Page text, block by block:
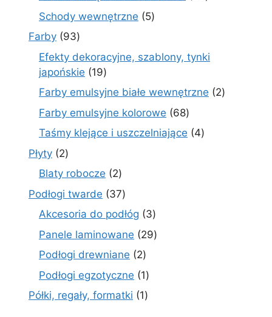
Schody wewnętrzne 55
Farby 9393
produkty
Efekty dekoracyjne, szablony, tynki
japońskie
1919
produktów
Farby emulsyjne białe wewnętrzne 22
Farby emulsyjne kolorowe 6868
produktów
Taśmy klejące i uszczelniające 44
Płyty 22
produkty
Blaty robocze 22
produkty
Podłogi twarde 3737
produktów
Akcesoria do podłóg 33
produkty
Panele laminowane 2929
Podłogi drewniane 22
produkty
Podłogi egzotyczne 11
produkt
Półki, regały, formatki 11